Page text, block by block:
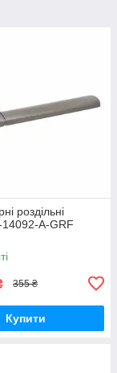
роздільні
A-GRF
355 ₴
Купити